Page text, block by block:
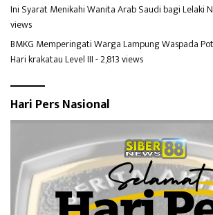
Ini Syarat Menikahi Wanita Arab Saudi bagi Lelaki
views
BMKG Memperingati Warga Lampung Waspada
Hari krakatau Level III- 2,813 views
Hari Pers Nasional